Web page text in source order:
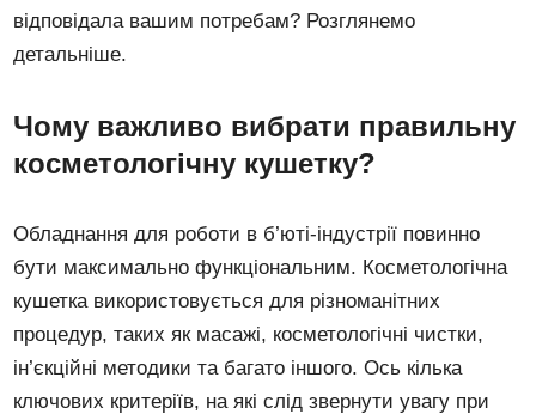
відповідала вашим потребам? Розглянемо
детальніше.
Чому важливо вибрати правильну
косметологічну кушетку?
Обладнання для роботи в б’юті-індустрії повинно
бути максимально функціональним. Косметологічна
кушетка використовується для різноманітних
процедур, таких як масажі, косметологічні чистки,
ін’єкційні методики та багато іншого. Ось кілька
ключових критеріїв, на які слід звернути увагу при